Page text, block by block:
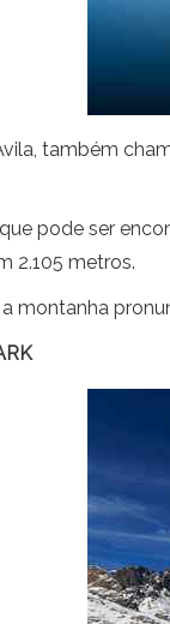
também
pode ser
2.105 metros.
montanha